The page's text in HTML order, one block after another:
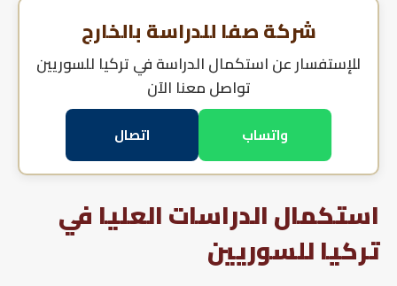
شركة صفا للدراسة بالخارج
للإستفسار عناستكمال الدراسة في تركيا للسوريين
تواصل معنا الآن
واتساب اتصال
استكمال الدراسات العليا في
تركيا للسوريين